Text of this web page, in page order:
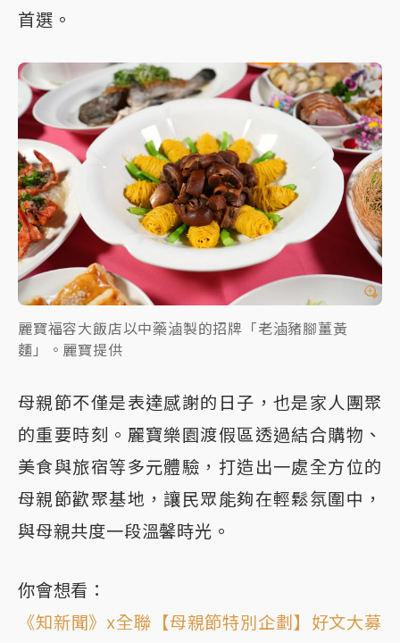
首選。
麗寶福容大飯店以中藥滷製的招牌「老滷豬腳薑黃
麵」。麗寶提供
母親節不僅是表達感謝的日子，也是家人團聚
的重要時刻。麗寶樂園渡假區透過結合購物、
美食與旅宿等多元體驗，打造出一處全方位的
母親節歡聚基地，讓民眾能夠在輕鬆氛圍中，
與母親共度一段溫馨時光。
你會想看：
《知新聞》x全聯【母親節特別企劃】好文大募